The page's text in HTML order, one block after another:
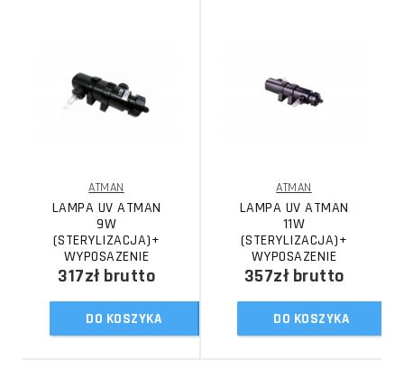
ATMAN
LAMPA UV ATMAN
9W
(STERYLIZACJA)+
WYPOSAZENIE
317złbrutto
DO KOSZYKA
ATMAN
LAMPA UV ATMAN
11W
(STERYLIZACJA)+
WYPOSAZENIE
357złbrutto
DO KOSZYKA